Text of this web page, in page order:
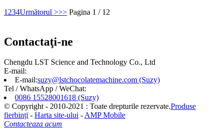
1 234Următorul >>> Pagina 1 / 12
Contactaţi-ne
Chengdu LST Science and Technology Co., Ltd
E-mail:
E-mail:suzy@lstchocolatemachine.com (Suzy)
Tel / WhatsApp / WeChat:
0086 15528001618 (Suzy)
© Copyright - 2010-2021 : Toate drepturile rezervate.Produse
fierbinți - Harta site-ului -AMP Mobile
Contacteaza acum